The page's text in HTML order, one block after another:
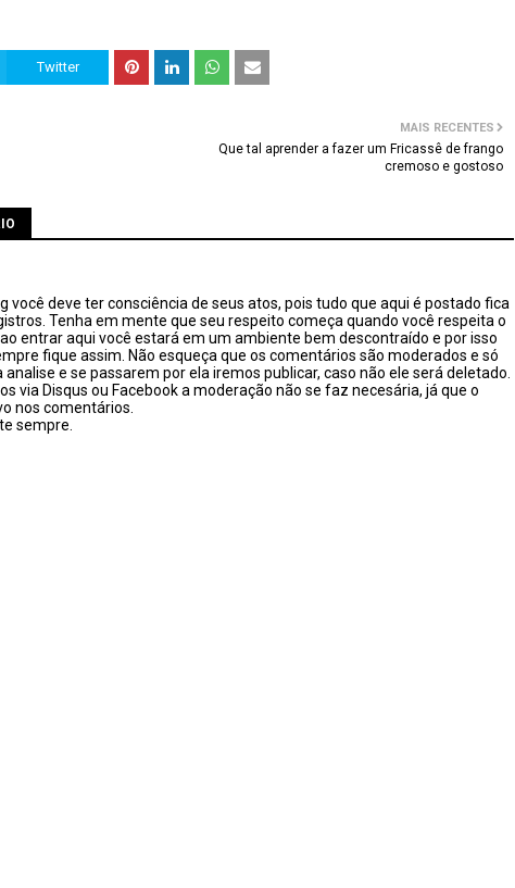
Twitter
MAIS RECENTES
Que tal aprender a fazer um Fricassê de frango
cremoso e gostoso
você deve ter consciência de seus atos, pois tudo que aqui é postado fica
Tenha em mente que seu respeito começa quando você respeita o
entrar aqui você estará em um ambiente bem descontraído e por isso
fique assim. Não esqueça que os comentários são moderados e só
e se passarem por ela iremos publicar, caso não ele será deletado.
via Disqus ou Facebook a moderação não se faz necesária, já que o
nos comentários.
sempre.